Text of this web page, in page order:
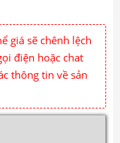
giá sẽ chênh lệch
điện hoặc chat
thông tin về sản